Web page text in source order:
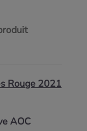
Rouge 2021
AOC